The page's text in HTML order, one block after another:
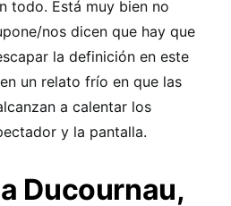
todo. Está muy bien no
nos dicen que hay que
la definición en este
en un relato frío en que las
a calentar los
y la pantalla.
Ducournau,